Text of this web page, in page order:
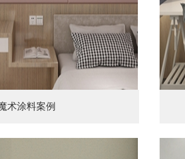
术涂料案例